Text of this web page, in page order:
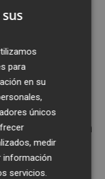
valor
viable
se tramita
, una fórmula
de
la ocupación
los
para
en su
únicos
medir
información
servicios.